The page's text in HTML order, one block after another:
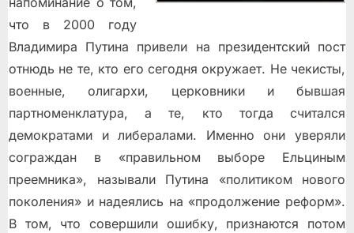
что в 2000 году
Владимира Путина привели на президентский пост
отнюдь не те, кто его сегодня окружает. Не чекисты,
военные, олигархи, церковники и бывшая
партноменклатура, а те, кто тогда считался
демократами и либералами. Именно они уверяли
сограждан в «правильном выборе Ельциным
преемника», называли Путина «политиком нового
поколения» и надеялись на «продолжение реформ».
В том, что совершили ошибку, признаются потом